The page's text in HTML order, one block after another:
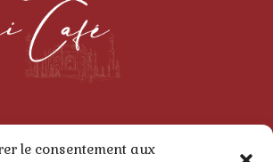
le consentement aux